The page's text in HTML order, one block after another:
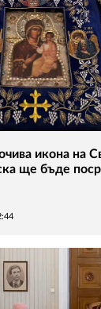
икона на
ще бъде